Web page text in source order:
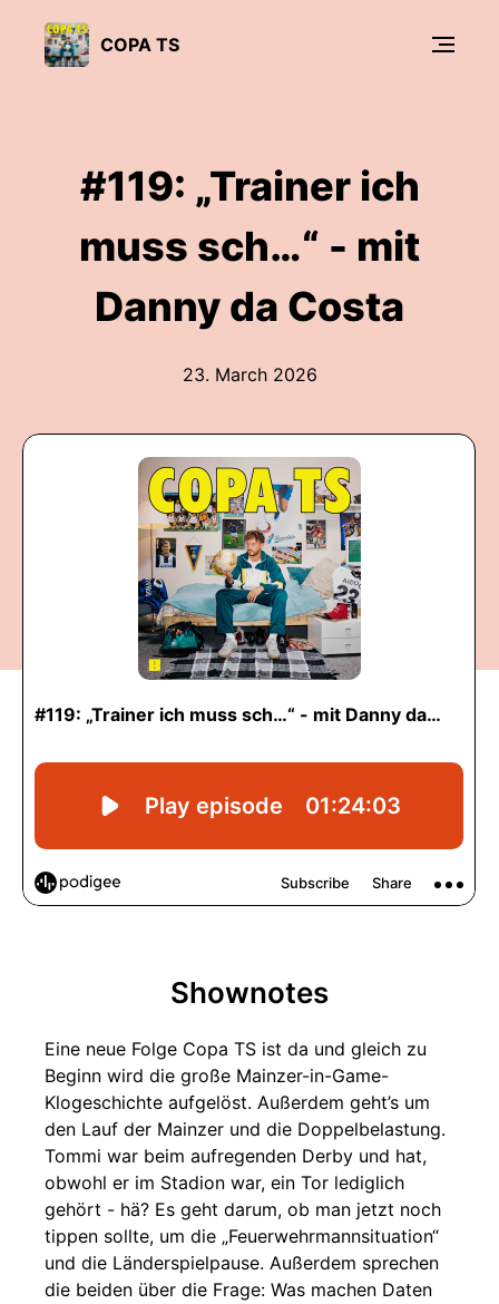
COPA TS
#119: „Trainer ich
muss sch…“ - mit
Danny da Costa
23. March 2026
Shownotes
Eine neue Folge Copa TS ist da und gleich zu
Beginn wird die große Mainzer-in-Game-
Klogeschichte aufgelöst. Außerdem geht’s um
den Lauf der Mainzer und die Doppelbelastung.
Tommi war beim aufregenden Derby und hat,
obwohl er im Stadion war, ein Tor lediglich
gehört - hä? Es geht darum, ob man jetzt noch
tippen sollte, um die „Feuerwehrmannsituation“
und die Länderspielpause. Außerdem sprechen
die beiden über die Frage: Was machen Daten